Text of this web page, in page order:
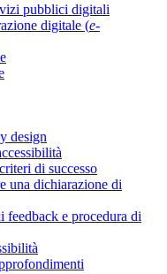
pubblici digitali
digitale (e-
design
di successo
una dichiarazione di
feedback e procedura di